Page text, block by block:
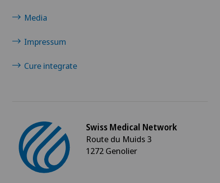
Media
Impressum
Cure integrate
Swiss Medical Network
Route du Muids 3
1272 Genolier